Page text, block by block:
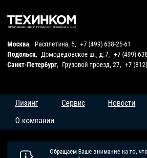
Москва, Расплетина, 5, +7 (499) 638-25-61
Подольск, Домодедовское ш., д.7, +7 (499)
Санкт-Петербург, Грузовой проезд, 27, +7
Лизинг Сервис Новости
О компании
Обращаем Ваше внимание на то,